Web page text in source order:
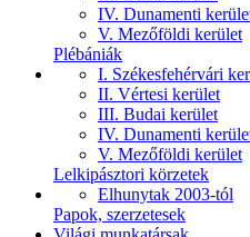
IV. Dunamenti
V. Mezőföldi kerület
Plébániák
I. Székesfehérvári
II. Vértesi kerület
III. Budai kerület
IV. Dunamenti
V. Mezőföldi kerület
Lelkipásztori körzetek
Elhunytak 2003-tól
Papok, szerzetesek